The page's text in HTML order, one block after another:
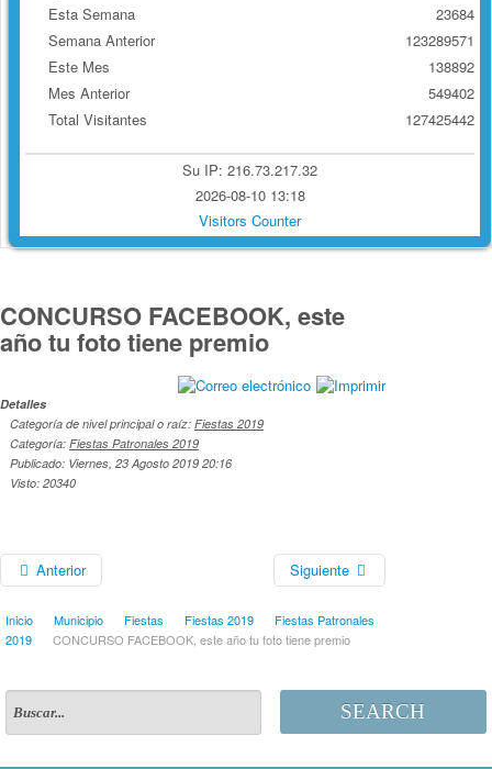
Esta Semana
Semana Anterior
Este Mes
Mes Anterior
Total Visitantes
23684
123289571
138892
549402
127425442
Su IP: 216.73.217.32
2026-08-10 13:18
Visitors Counter
CONCURSO FACEBOOK, este
año tu foto tiene premio
Detalles
Categoría de nivel principal o raíz: Fiestas 2019
Categoría: Fiestas Patronales 2019
Publicado: Viernes, 23 Agosto 2019 20:16
Visto: 20340
Anterior Siguiente
Inicio Municipio Fiestas Fiestas 2019
Fiestas Patronales
2019
CONCURSO FACEBOOK, este año tu foto tiene premio
SEARCH